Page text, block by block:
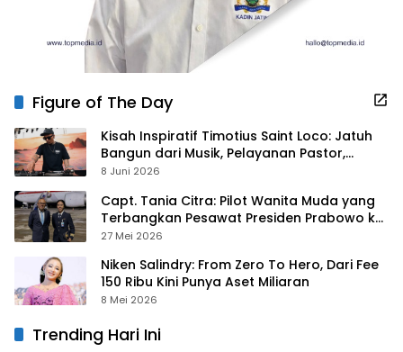
Figure of The Day
Kisah Inspiratif Timotius Saint Loco: Jatuh
Bangun dari Musik, Pelayanan Pastor,
hingga Gurita Bisnis Sambal Babon
8 Juni 2026
Capt. Tania Citra: Pilot Wanita Muda yang
Terbangkan Pesawat Presiden Prabowo ke
Prancis
27 Mei 2026
Niken Salindry: From Zero To Hero, Dari Fee
150 Ribu Kini Punya Aset Miliaran
8 Mei 2026
Trending Hari Ini